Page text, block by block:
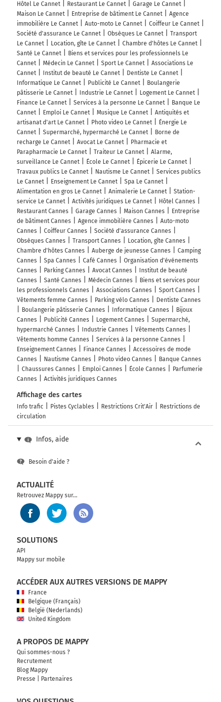
Hôtel Le Cannet Restaurant Le Cannet
Garage Le Cannet
Maison Le Cannet
Entreprise de bâtiment Le Cannet
Agence
immobilière Le Cannet
Auto-moto Le Cannet
Coiffeur Le Cannet
Société d'assurance Le Cannet
Obsèques Le Cannet
Transport
Le Cannet
Location, gîte Le Cannet
Chambre d'hôtes Le Cannet
Santé Le Cannet
Biens et services pour les professionnels Le
Cannet
Médecin Le Cannet Sport Le Cannet
Associations Le
Cannet
Institut de beauté Le Cannet
Dentiste Le Cannet
Informatique Le Cannet
Publicité Le Cannet
Boulangerie
pâtisserie Le Cannet
Industrie Le Cannet
Logement Le Cannet
Finance Le Cannet
Services à la personne Le Cannet
Banque Le
Cannet
Emploi Le Cannet Musique Le Cannet
Antiquités et
artisanat d'art Le Cannet
Photo video Le Cannet
Énergie Le
Cannet
Supermarché, hypermarché Le Cannet
Borne de
recharge Le Cannet
Avocat Le Cannet
Pharmacie et
Parapharmacie Le Cannet
Traiteur Le Cannet
Alarme,
surveillance Le Cannet
École Le Cannet
Épicerie Le Cannet
Travaux publics Le Cannet
Nautisme Le Cannet
Services publics
Le Cannet
Enseignement Le Cannet
Spa Le Cannet
Alimentation en gros Le Cannet
Animalerie Le Cannet
Station-
service Le Cannet
Activités juridiques Le Cannet
Hôtel Cannes
Restaurant Cannes
Garage Cannes Maison Cannes
Entreprise
de bâtiment Cannes
Agence immobilière Cannes
Auto-moto
Cannes
Coiffeur Cannes
Société d'assurance Cannes
Obsèques Cannes
Transport Cannes
Location, gîte Cannes
Chambre d'hôtes Cannes
Auberge de jeunesse Cannes
Camping
Cannes
Spa Cannes Café Cannes
Organisation d'événements
Cannes
Parking Cannes Avocat Cannes
Institut de beauté
Cannes
Santé Cannes Médecin Cannes
Biens et services pour
les professionnels Cannes
Associations Cannes
Sport Cannes
Vêtements femme Cannes
Parking vélo Cannes
Dentiste Cannes
Boulangerie pâtisserie Cannes
Informatique Cannes
Bijoux
Cannes
Publicité Cannes Logement Cannes
Supermarché,
hypermarché Cannes
Industrie Cannes
Vêtements Cannes
Vêtements homme Cannes
Services à la personne Cannes
Enseignement Cannes
Finance Cannes
Accessoires de mode
Cannes
Nautisme Cannes Photo video Cannes
Banque Cannes
Chaussures Cannes
Emploi Cannes École Cannes
Parfumerie
Cannes
Activités juridiques Cannes
Affichage des cartes
Info trafic Pistes Cyclables Restrictions Crit'Air
Restrictions de
circulation
Infos, aide
Besoin d'aide ?
ACTUALITÉ
Retrouvez Mappy sur...
SOLUTIONS
API
Mappy sur mobile
ACCÉDER AUX AUTRES VERSIONS DE MAPPY
France
Belgique (Français)
België (Nederlands)
United Kingdom
A PROPOS DE MAPPY
Qui sommes-nous ?
Recrutement
Blog Mappy
Presse
Partenaires